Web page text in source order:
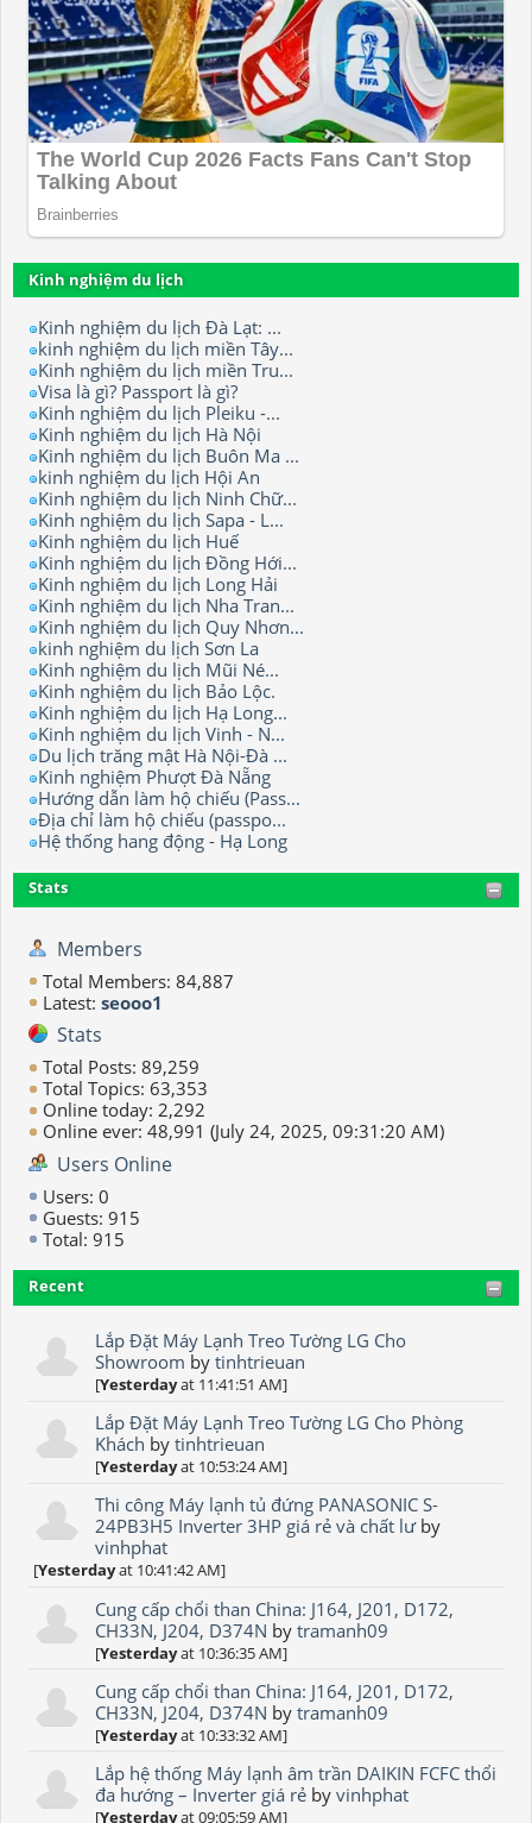
Kinh nghiệm du lịch
Kinh nghiệm du lịch Đà Lạt: ...
kinh nghiệm du lịch miền Tây...
Kinh nghiệm du lịch miền Tru...
Visa là gì? Passport là gì?
Kinh nghiệm du lịch Pleiku -...
Kinh nghiệm du lịch Hà Nội
Kinh nghiệm du lịch Buôn Ma ...
kinh nghiệm du lịch Hội An
Kinh nghiệm du lịch Ninh Chữ...
Kinh nghiệm du lịch Sapa - L...
Kinh nghiệm du lịch Huế
Kinh nghiệm du lịch Đồng Hới...
Kinh nghiệm du lịch Long Hải
Kinh nghiệm du lịch Nha Tran...
Kinh nghiệm du lịch Quy Nhơn...
kinh nghiệm du lịch Sơn La
Kinh nghiệm du lịch Mũi Né...
Kinh nghiệm du lịch Bảo Lộc.
Kinh nghiệm du lịch Hạ Long...
Kinh nghiệm du lịch Vinh - N...
Du lịch trăng mật Hà Nội-Đà ...
Kinh nghiệm Phượt Đà Nẵng
Hướng dẫn làm hộ chiếu (Pass...
Địa chỉ làm hộ chiếu (passpo...
Hệ thống hang động - Hạ Long
Stats
Members
Total Members: 84,887
Latest: seooo1
Stats
Total Posts: 89,259
Total Topics: 63,353
Online today: 2,292
Online ever: 48,991 (July 24, 2025, 09:31:20 AM)
Users Online
Users: 0
Guests: 915
Total: 915
Recent
Lắp Đặt Máy Lạnh Treo Tường LG Cho
Showroom bytinhtrieuan
[Yesterdayat 11:41:51 AM]
Lắp Đặt Máy Lạnh Treo Tường LG Cho Phòng
Khách bytinhtrieuan
[Yesterdayat 10:53:24 AM]
Thi công Máy lạnh tủ đứng PANASONIC S-
24PB3H5 Inverter 3HP giá rẻ và chất lưby
vinhphat
[Yesterdayat 10:41:42 AM]
Cung cấp chổi than China: J164, J201, D172,
CH33N, J204, D374N bytramanh09
[Yesterdayat 10:36:35 AM]
Cung cấp chổi than China: J164, J201, D172,
CH33N, J204, D374N bytramanh09
[Yesterdayat 10:33:32 AM]
Lắp hệ thống Máy lạnh âm trần DAIKIN FCFC thổi
đa hướng – Inverter giá rẻ byvinhphat
[Yesterdayat 09:05:59 AM]